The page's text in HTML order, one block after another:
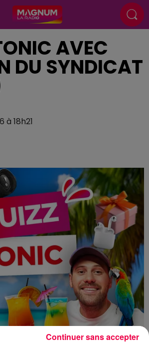
AVEC
DU SYNDICAT
à 18h21
Continuer sans accepter